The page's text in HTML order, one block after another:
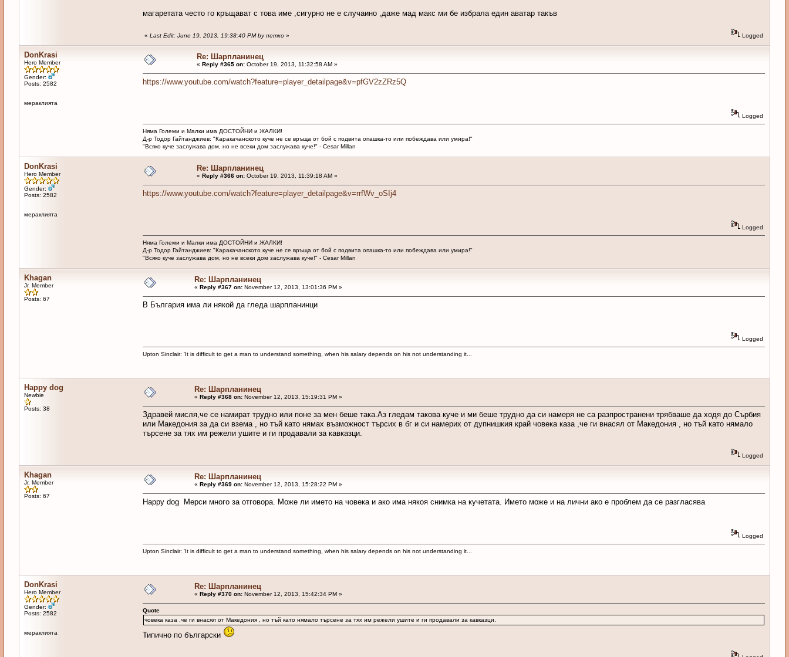
магаретата често го кръщават с това име ,сигурно не е случаино ,даже мад макс ми бе избрала един аватар такъв
« Last Edit: June 19, 2013, 19:38:40 PM by петко» Logged
DonKrasi
Hero Member
Gender:
Posts: 2582
мераклията
Re: Шарпланинец
« Reply #365 on:October 19, 2013, 11:32:58 AM »
https://www.youtube.com/watch?feature=player_detailpage&v=pfGV2zZRz5Q
Logged
Няма Големи и Малки има ДОСТОЙНИ и ЖАЛКИ!
Д-р Тодор Гайтанджиев: "Каракачанското куче не се връща от бой с подвита опашка-то или побеждава или умира!"
"Всяко куче заслужава дом, но не всеки дом заслужава куче!" - Cesar Millan
DonKrasi
Hero Member
Gender:
Posts: 2582
мераклията
Re: Шарпланинец
« Reply #366 on:October 19, 2013, 11:39:18 AM »
https://www.youtube.com/watch?feature=player_detailpage&v=rrfWv_oSIj4
Logged
Няма Големи и Малки има ДОСТОЙНИ и ЖАЛКИ!
Д-р Тодор Гайтанджиев: "Каракачанското куче не се връща от бой с подвита опашка-то или побеждава или умира!"
"Всяко куче заслужава дом, но не всеки дом заслужава куче!" - Cesar Millan
Khagan
Jr. Member
Posts: 67
Re: Шарпланинец
« Reply #367 on:November 12, 2013, 13:01:36 PM »
В България има ли някой да гледа шарпланинци
Logged
Upton Sinclair: 'It is difficult to get a man to understand something, when his salary depends on his not understanding it...
Happy dog
Newbie
Posts: 38
Re: Шарпланинец
« Reply #368 on:November 12, 2013, 15:19:31 PM »
Здравей мисля,че се намират трудно или поне за мен беше така.Аз гледам такова куче и ми беше трудно да си намеря не са разпространени трябваше да ходя до Сърбия
или Македония за да си взема , но тъй като нямах възможност търсих в бг и си намерих от дупнишкия край човека каза ,че ги внасял от Македония , но тъй като нямало
търсене за тях им режели ушите и ги продавали за кавказци.
Logged
Khagan
Jr. Member
Posts: 67
Re: Шарпланинец
« Reply #369 on:November 12, 2013, 15:28:22 PM »
Happy dog Мерси много за отговора. Може ли името на човека и ако има някоя снимка на кучетата. Името може и на лични ако е проблем да се разгласява
Logged
Upton Sinclair: 'It is difficult to get a man to understand something, when his salary depends on his not understanding it...
DonKrasi
Hero Member
Gender:
Posts: 2582
мераклията
Re: Шарпланинец
« Reply #370 on:November 12, 2013, 15:42:34 PM »
Quote
човека каза ,че ги внасял от Македония , но тъй като нямало търсене за тях им режели ушите и ги продавали за кавказци.
Типично по български